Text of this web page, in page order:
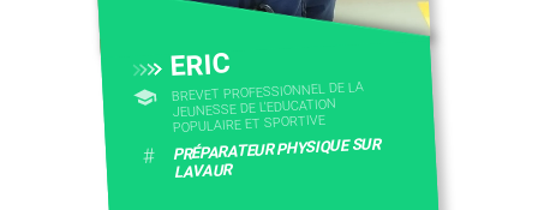
ERIC
BREVET PROFESSIONNEL DE LA
JEUNESSE DE L'EDUCATION
POPULAIRE ET SPORTIVE
# PRÉPARATEUR PHYSIQUE SUR
LAVAUR